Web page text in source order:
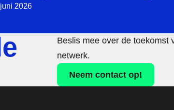
2026
Beslis mee over de toekomst
netwerk.
Neem contact op!